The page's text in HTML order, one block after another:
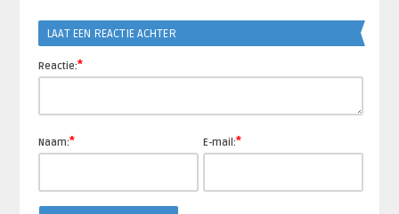
LAAT EEN REACTIE ACHTER
Reactie:*
Naam:* E-mail:*